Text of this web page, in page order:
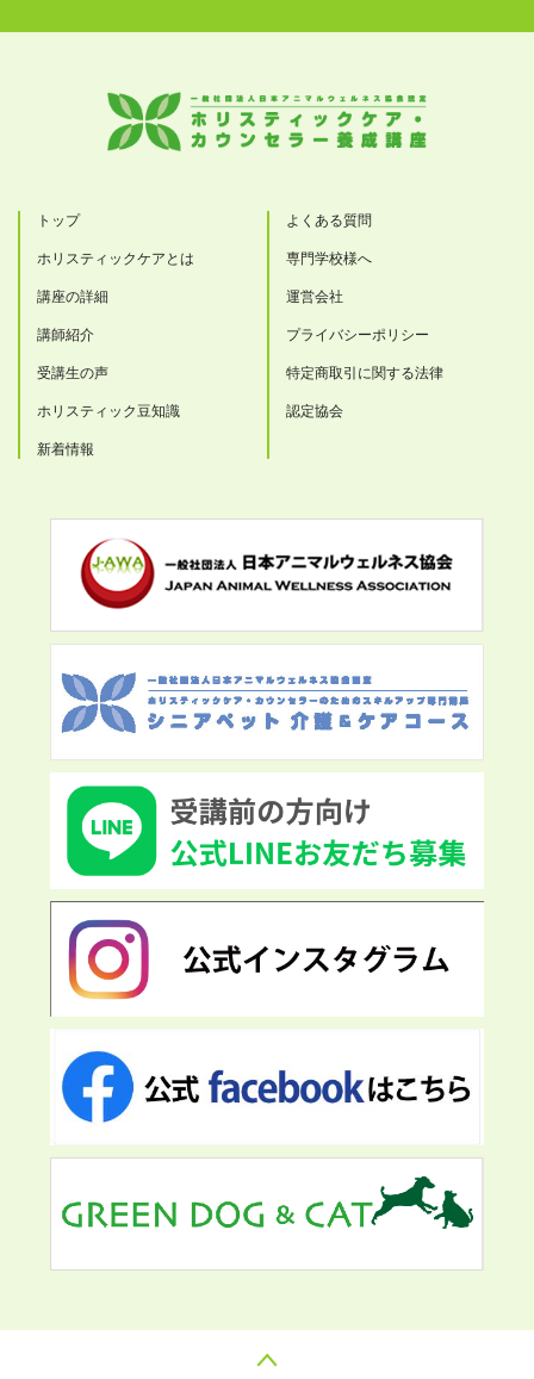
トップ
ホリスティックケアとは
講座の詳細
講師紹介
受講生の声
ホリスティック豆知識
新着情報
よくある質問
専門学校様へ
運営会社
プライバシーポリシー
特定商取引に関する法律
認定協会